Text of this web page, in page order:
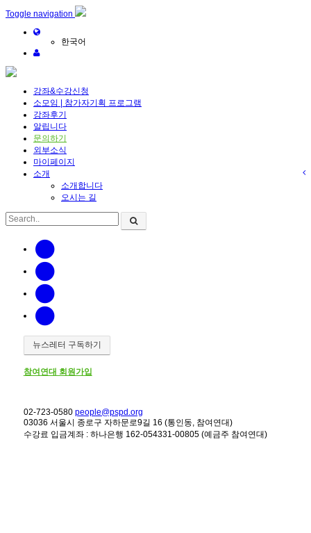
Toggle navigation
한국어
강좌&수강신청
소모임 | 참가자기획 프로그램
강좌후기
알립니다
문의하기
외부소식
마이페이지
소개
소개합니다
오시는 길
뉴스레터 구독하기
참여연대 회원가입
02-723-0580 people@pspd.org
03036 서울시 종로구 자하문로9길 16 (통인동, 참여연대)
수강료 입금계좌 : 하나은행 162-054331-00805 (예금주 참여연대)